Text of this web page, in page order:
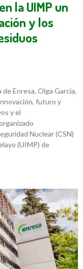
la UIMP un
y los
Enresa, Olga García,
futuro y
y el
Nuclear (CSN)
(UIMP) de